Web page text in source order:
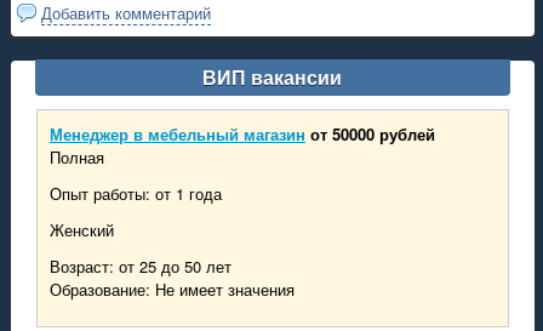
Добавить комментарий
ВИП вакансии
Менеджер в мебельный магазин от 50000 рублей
Полная
Опыт работы: от 1 года
Женский
Возраст: от 25 до 50 лет
Образование: Не имеет значения